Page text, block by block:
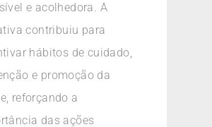
e acolhedora. A
contribuiu para
hábitos de cuidado,
e promoção da
reforçando a
das ações